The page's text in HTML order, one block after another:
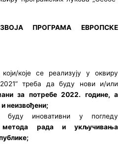
ПРОГРАМА ЕВРОПСКЕ
које се реализују у оквиру
треба да буду нови и/или
за потребе 2022. године, а
неизвођени;
буду иновативни у погледу
рада и укључивања